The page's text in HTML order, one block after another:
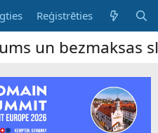
Reģistrēties
un bezmaksas